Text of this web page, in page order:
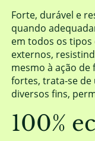
Forte, durável e
quando
em todos os
externos,
mesmo à ação de
fortes, trata-se de
diversos fins,
100%